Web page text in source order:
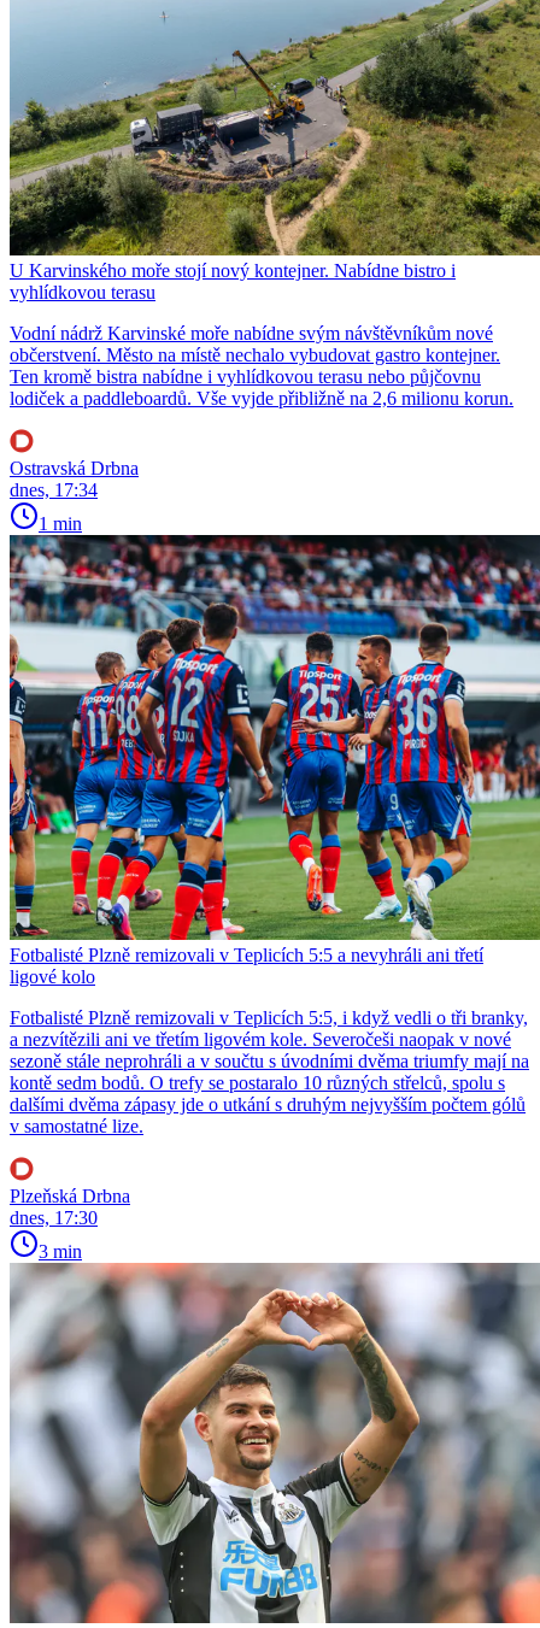
U Karvinského moře stojí nový kontejner. Nabídne bistro i
vyhlídkovou terasu
Vodní nádrž Karvinské moře nabídne svým návštěvníkům nové
občerstvení. Město na místě nechalo vybudovat gastro kontejner.
Ten kromě bistra nabídne i vyhlídkovou terasu nebo půjčovnu
lodiček a paddleboardů. Vše vyjde přibližně na 2,6 milionu korun.
Ostravská Drbna
dnes, 17:34
1 min
Fotbalisté Plzně remizovali v Teplicích 5:5 a nevyhráli ani třetí
ligové kolo
Fotbalisté Plzně remizovali v Teplicích 5:5, i když vedli o tři branky,
a nezvítězili ani ve třetím ligovém kole. Severočeši naopak v nové
sezoně stále neprohráli a v součtu s úvodními dvěma triumfy mají na
kontě sedm bodů. O trefy se postaralo 10 různých střelců, spolu s
dalšími dvěma zápasy jde o utkání s druhým nejvyšším počtem gólů
v samostatné lize.
Plzeňská Drbna
dnes, 17:30
3 min